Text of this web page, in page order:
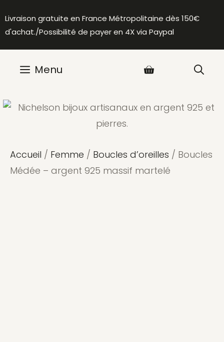
au
contenu
Livraison gratuite en France Métropolitaine dès 150€
d'achat./Possibilité de payer en 4X via Paypal
Menu
Accueil / Femme / Boucles d’oreilles / Boucles
Médée – argent 925 massif martelé